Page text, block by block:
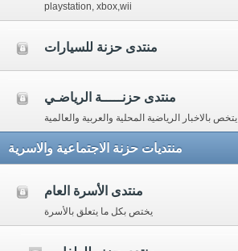
playstation, xbox,wii
منتدى حزنة للسيارات
منتدى حزنـــــة الرياضـي
يتخص بالاخبار الرياضية المحلية والعربية والعالمية
منتديات حزنة الاجتماعية والاسرية
منتدى الأسرة العام
يختص بكل ما يتعلق بالأسرة